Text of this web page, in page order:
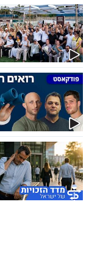
40
UNDER
40
שיתופי
פעולה
דרושים
ניוזלטרים